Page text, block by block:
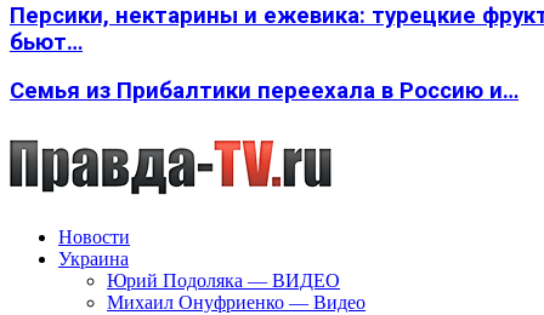
Персики, нектарины и ежевика: турецкие
бьют…
Семья из Прибалтики переехала в Россию и…
Новости
Украина
Юрий Подоляка — ВИДЕО
Михаил Онуфриенко — Видео